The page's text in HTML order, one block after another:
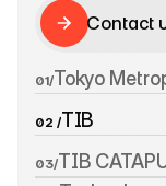
Contact
01/Tokyo
02 /TIB
03/TIB